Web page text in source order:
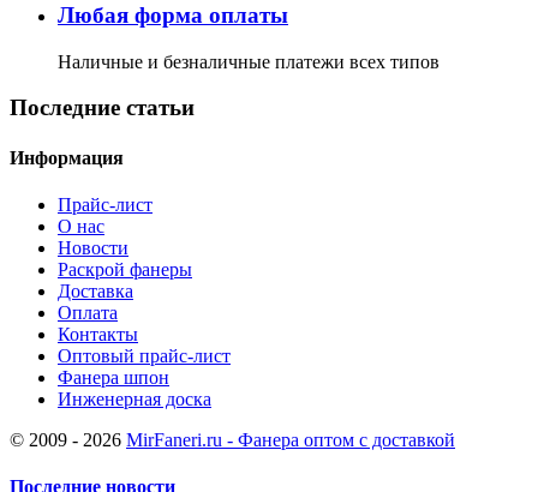
Любая форма оплаты
Наличные и безналичные платежи всех типов
Последние статьи
Информация
Прайс-лист
О нас
Новости
Раскрой фанеры
Доставка
Оплата
Контакты
Оптовый прайс-лист
Фанера шпон
Инженерная доска
© 2009 - 2026 MirFaneri.ru - Фанера оптом с доставкой
Последние новости